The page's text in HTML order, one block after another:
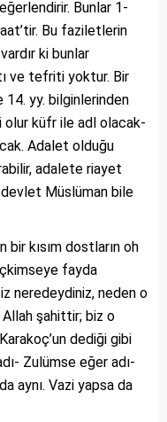
Bunlar 1-
Bu faziletlerin
ki bunlar
ve tefriti yoktur. Bir
14. yy. bilginlerinden
olur küfr ile adl olacak-
Adalet olduğu
adalete riayet
Müslüman bile
kısım dostların oh
fayda
neredeydiniz, neden o
Allah şahittir; biz o
dediği gibi
Zulümse eğer adı-
aynı. Vazi yapsa da